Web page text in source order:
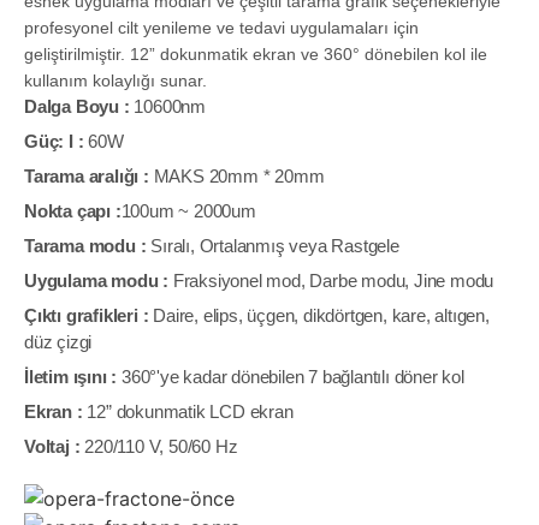
profesyonel cilt yenileme ve tedavi uygulamaları için
geliştirilmiştir. 12” dokunmatik ekran ve 360° dönebilen kol ile
kullanım kolaylığı sunar.
Dalga Boyu : 10600nm
Güç: I :60W
Tarama aralığı : MAKS 20mm * 20mm
Nokta çapı :100um ~ 2000um
Tarama modu : Sıralı, Ortalanmış veya Rastgele
Uygulama modu : Fraksiyonel mod, Darbe modu, Jine modu
Çıktı grafikleri : Daire, elips, üçgen, dikdörtgen, kare, altıgen,
düz çizgi
İletim ışını : 360°'ye kadar dönebilen 7 bağlantılı döner kol
Ekran : 12” dokunmatik LCD ekran
Voltaj : 220/110 V, 50/60 Hz